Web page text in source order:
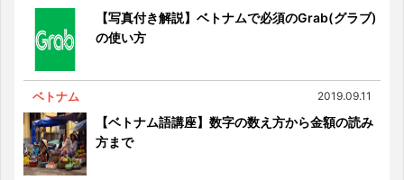
【写真付き解説】ベトナムで必須のGrab(グラブ)
の使い方
ベトナム 2019.09.11
【ベトナム語講座】数字の数え方から金額の読み
方まで